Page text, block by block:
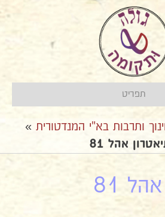
תפריט
ותרבות בא"י המנדטורית »
אהל 81
81